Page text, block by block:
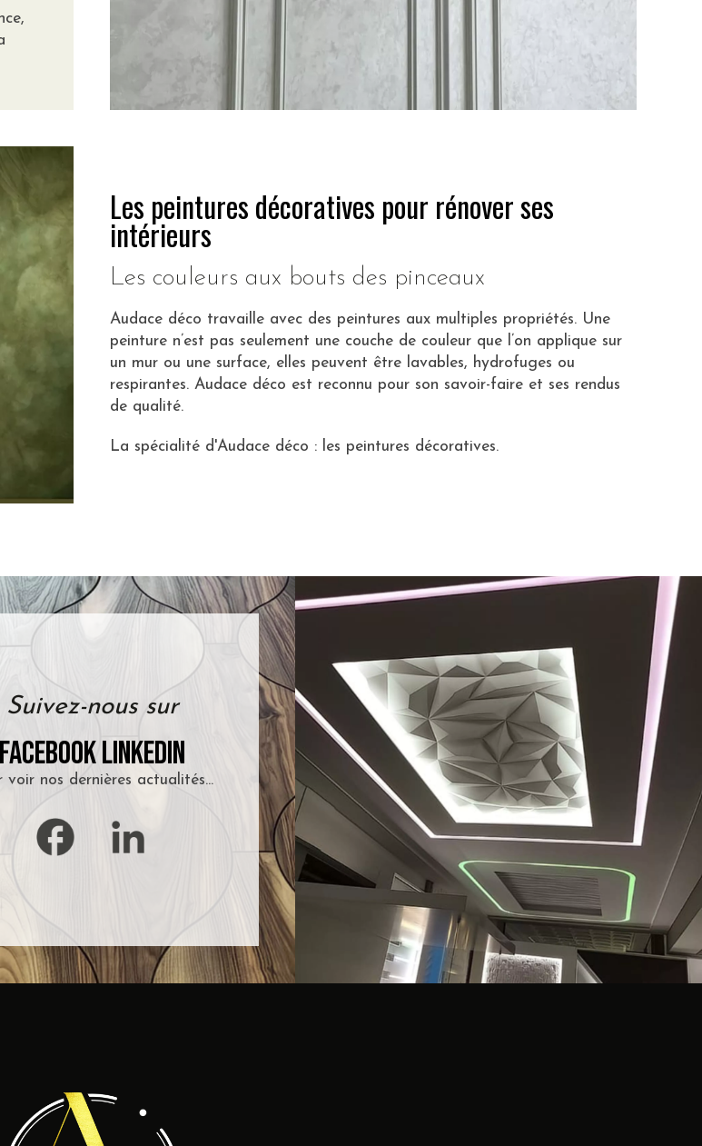
Les peintures décoratives pour rénover ses
intérieurs
Les couleurs aux bouts des pinceaux
Audace déco travaille avec des peintures aux multiples propriétés. Une
peinture n’est pas seulement une couche de couleur que l’on applique sur
un mur ou une surface, elles peuvent être lavables, hydrofuges ou
respirantes. Audace déco est reconnu pour son savoir-faire et ses rendus
de qualité.
La spécialité d'Audace déco : les peintures décoratives.
Suivez-nous sur
FacebookLinkedIn
voir nos dernières actualités...